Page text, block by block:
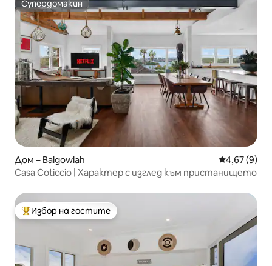
Супердомакин
Супердомакин
Дом – Balgowlah Средна
4,67 (9)
Casa Coticcio | Характер с изглед към пристанището
Най-популярен избор на гостите
Избор на гостите